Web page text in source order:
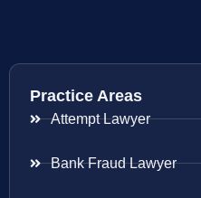
Practice Areas
Attempt Lawyer
Bank Fraud Lawyer